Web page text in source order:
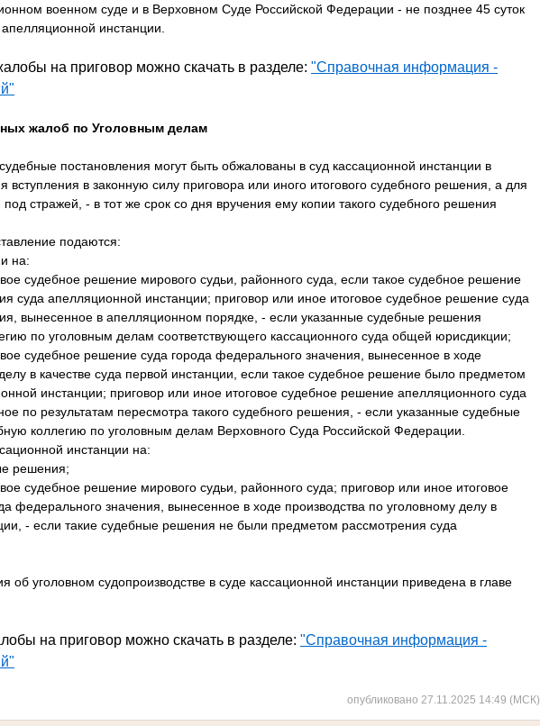
военном суде и в Верховном Суде Российской Федерации - не позднее 45 суток
инстанции.
на приговор можно скачать в разделе: "Справочная информация -
жалоб по Уголовным делам
постановления могут быть обжалованы в суд кассационной инстанции в
вступления в законную силу приговора или иного итогового судебного решения, а для
стражей, - в тот же срок со дня вручения ему копии такого судебного решения
подаются:
на:
судебное решение мирового судьи, районного суда, если такое судебное решение
суда апелляционной инстанции; приговор или иное итоговое судебное решение суда
вынесенное в апелляционном порядке, - если указанные судебные решения
по уголовным делам соответствующего кассационного суда общей юрисдикции;
судебное решение суда города федерального значения, вынесенное в ходе
в качестве суда первой инстанции, если такое судебное решение было предметом
инстанции; приговор или иное итоговое судебное решение апелляционного суда
по результатам пересмотра такого судебного решения, - если указанные судебные
коллегию по уголовным делам Верховного Суда Российской Федерации.
инстанции на:
решения;
судебное решение мирового судьи, районного суда; приговор или иное итоговое
федерального значения, вынесенное в ходе производства по уголовному делу в
- если такие судебные решения не были предметом рассмотрения суда
уголовном судопроизводстве в суде кассационной инстанции приведена в главе
на приговор можно скачать в разделе: "Справочная информация -
опубликовано 27.11.2025 14:49 (МСК)